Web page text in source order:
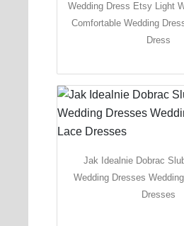
Wedding Dress Etsy Light
Comfortable Wedding
Dress
Jak Idealnie Dobrac
Wedding Dresses
Dresses